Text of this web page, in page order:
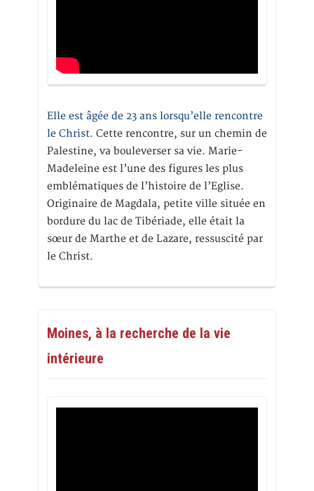
Elle est âgée de 23 ans lorsqu’elle rencontre
le Christ. Cette rencontre, sur un chemin de
Palestine, va bouleverser sa vie. Marie-
Madeleine est l’une des figures les plus
emblématiques de l’histoire de l’Eglise.
Originaire de Magdala, petite ville située en
bordure du lac de Tibériade, elle était la
sœur de Marthe et de Lazare, ressuscité par
le Christ.
Moines, à la recherche de la vie
intérieure